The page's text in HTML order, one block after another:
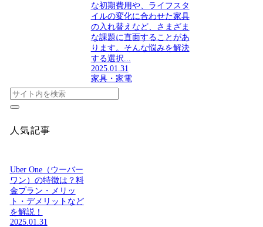
な初期費用や、ライフスタ
イルの変化に合わせた家具
の入れ替えなど、さまざま
な課題に直面することがあ
ります。そんな悩みを解決
する選択...
2025.01.31
家具・家電
人気記事
Uber One（ウーバー
ワン）の特徴は？料
金プラン・メリッ
ト・デメリットなど
を解説！
2025.01.31